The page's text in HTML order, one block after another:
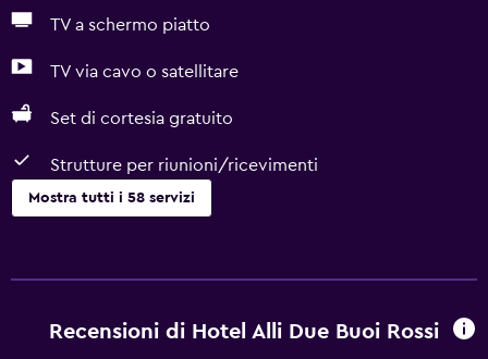
TV a schermo piatto
TV via cavo o satellitare
Set di cortesia gratuito
Strutture per riunioni/ricevimenti
Mostra tutti i 58 servizi
Wi-Fi gratis
Recensioni di Hotel Alli Due Buoi Rossi